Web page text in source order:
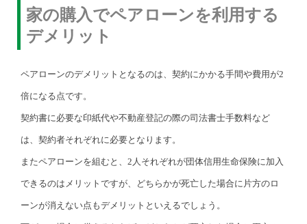
家の購入でペアローンを利用する
デメリット
ペアローンのデメリットとなるのは、契約にかかる手間や費用が2
倍になる点です。
契約書に必要な印紙代や不動産登記の際の司法書士手数料など
は、契約者それぞれに必要となります。
またペアローンを組むと、2人それぞれが団体信用生命保険に加入
できるのはメリットですが、どちらかが死亡した場合に片方のロ
ーンが消えない点もデメリットといえるでしょう。